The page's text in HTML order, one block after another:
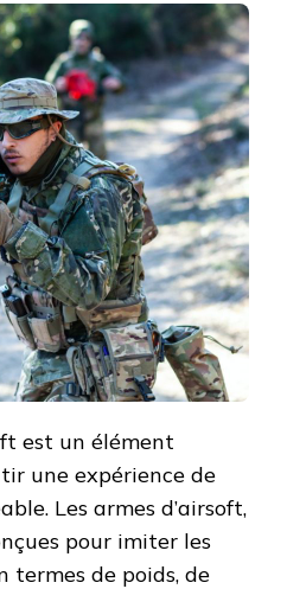
L’AIRSOFT
COMMENCE
est un élément
une expérience de
Les armes d’airsoft,
pour imiter les
termes de poids, de